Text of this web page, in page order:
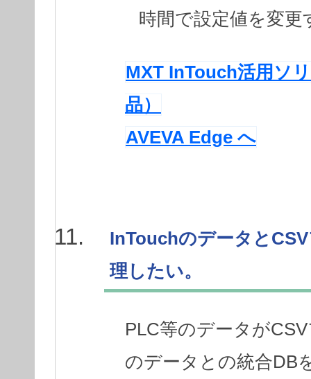
時間で設定値を変更
MXT InTouch活用ソ
品）
AVEVA Edge へ
InTouchのデータと
理したい。
PLC等のデータが
のデータとの統合DB